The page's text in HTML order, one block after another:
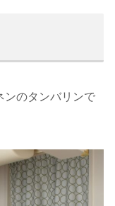
ンのタンバリンで